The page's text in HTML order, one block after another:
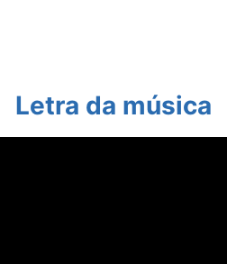
Letra da música